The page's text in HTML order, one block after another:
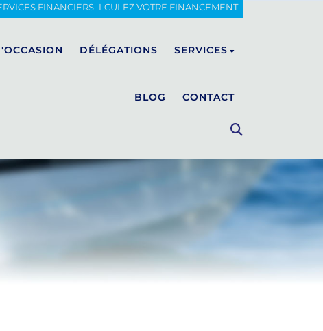
CALCULEZ VOTRE FINANCEMENT
FINANCIERS
FIART
CUSTOM LUXURY BOAT
DÉLÉGATIONS SERVICES
Entretien
Vente de pièces détachées
BLOG CONTACT